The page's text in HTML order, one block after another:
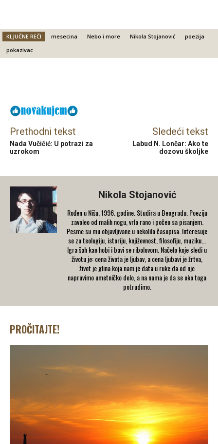
KLJUČNE REČI mesecina Nebo i more Nikola Stojanović
poezija
pokazivac
Prethodni tekst
Nada Vučičić: U potrazi za
uzrokom
Sledeći tekst
Labud N. Lončar: Ako te
dozovu školjke
Nikola Stojanović
Rođen u Nišu, 1996. godine. Studira u Beogradu. Poeziju
zavoleo od malih nogu, vrlo rano i počeo sa pisanjem.
Pesme su mu objavljivane u nekolilo časopisa. Interesuje
se za teologiju, istoriju, književnost, filosofiju, muziku...
Igra šah kao hobi i bavi se ribolovom. Načelo koje sledi u
životu je: cena života je ljubav, a cena ljubavi je žrtva,
život je glina koja nam je data u ruke da od nje
napravimo umetničko delo, a na nama je da se oko toga
potrudimo.
PROČITAJTE!